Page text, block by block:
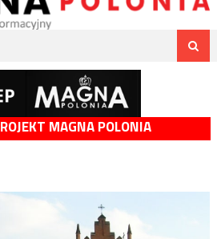
MAGNA POLONIA